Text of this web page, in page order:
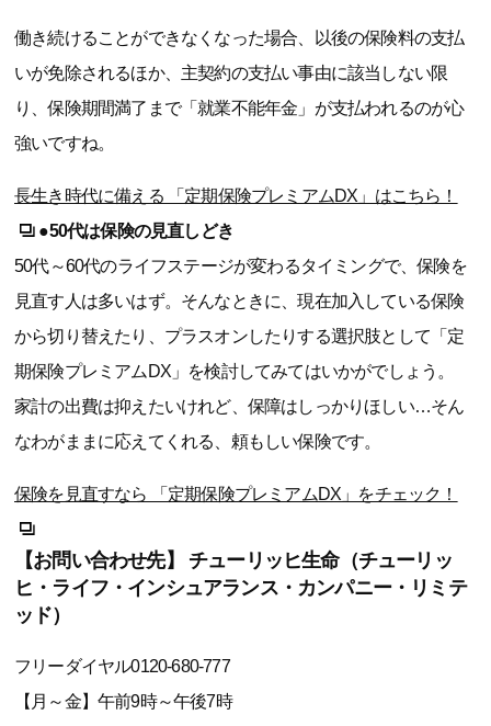
働き続けることができなくなった場合、以後の保険料の支払
いが免除されるほか、主契約の支払い事由に該当しない限
り、保険期間満了まで「就業不能年金」が支払われるのが心
強いですね。
長生き時代に備える 「定期保険プレミアムDX」はこちら！
●50代は保険の見直しどき
50代～60代のライフステージが変わるタイミングで、保険を
見直す人は多いはず。そんなときに、現在加入している保険
から切り替えたり、プラスオンしたりする選択肢として「定
期保険プレミアムDX」を検討してみてはいかがでしょう。
家計の出費は抑えたいけれど、保障はしっかりほしい…そん
なわがままに応えてくれる、頼もしい保険です。
保険を見直すなら 「定期保険プレミアムDX」をチェック！
【お問い合わせ先】 チューリッヒ生命（チューリッ
ヒ・ライフ・インシュアランス・カンパニー・リミテ
ッド）
フリーダイヤル0120-680-777
【月～金】午前9時～午後7時